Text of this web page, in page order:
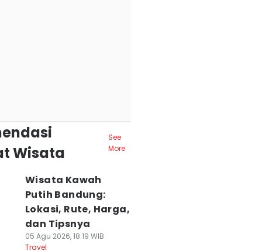
Wisata
See
More
Wisata Kawah
Putih Bandung:
Lokasi, Rute, Harga,
dan Tipsnya
05 Agu 2026, 18:19 WIB
Travel